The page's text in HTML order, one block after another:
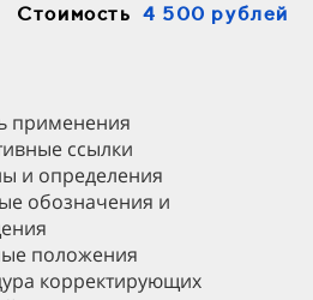
Стоимость 4 500 рублей
применения
ссылки
и определения
обозначения и
положения
корректирующих